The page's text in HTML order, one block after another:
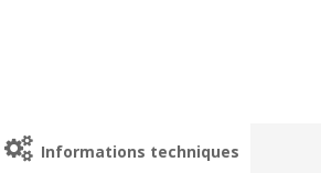
Informations techniques